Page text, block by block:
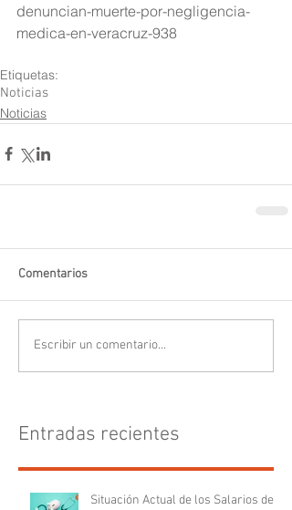
denuncian-muerte-por-negligencia-
medica-en-veracruz-938
Etiquetas:
Noticias
Noticias
Comentarios
Escribir un comentario...
Entradas recientes
Situación Actual de los Salarios de